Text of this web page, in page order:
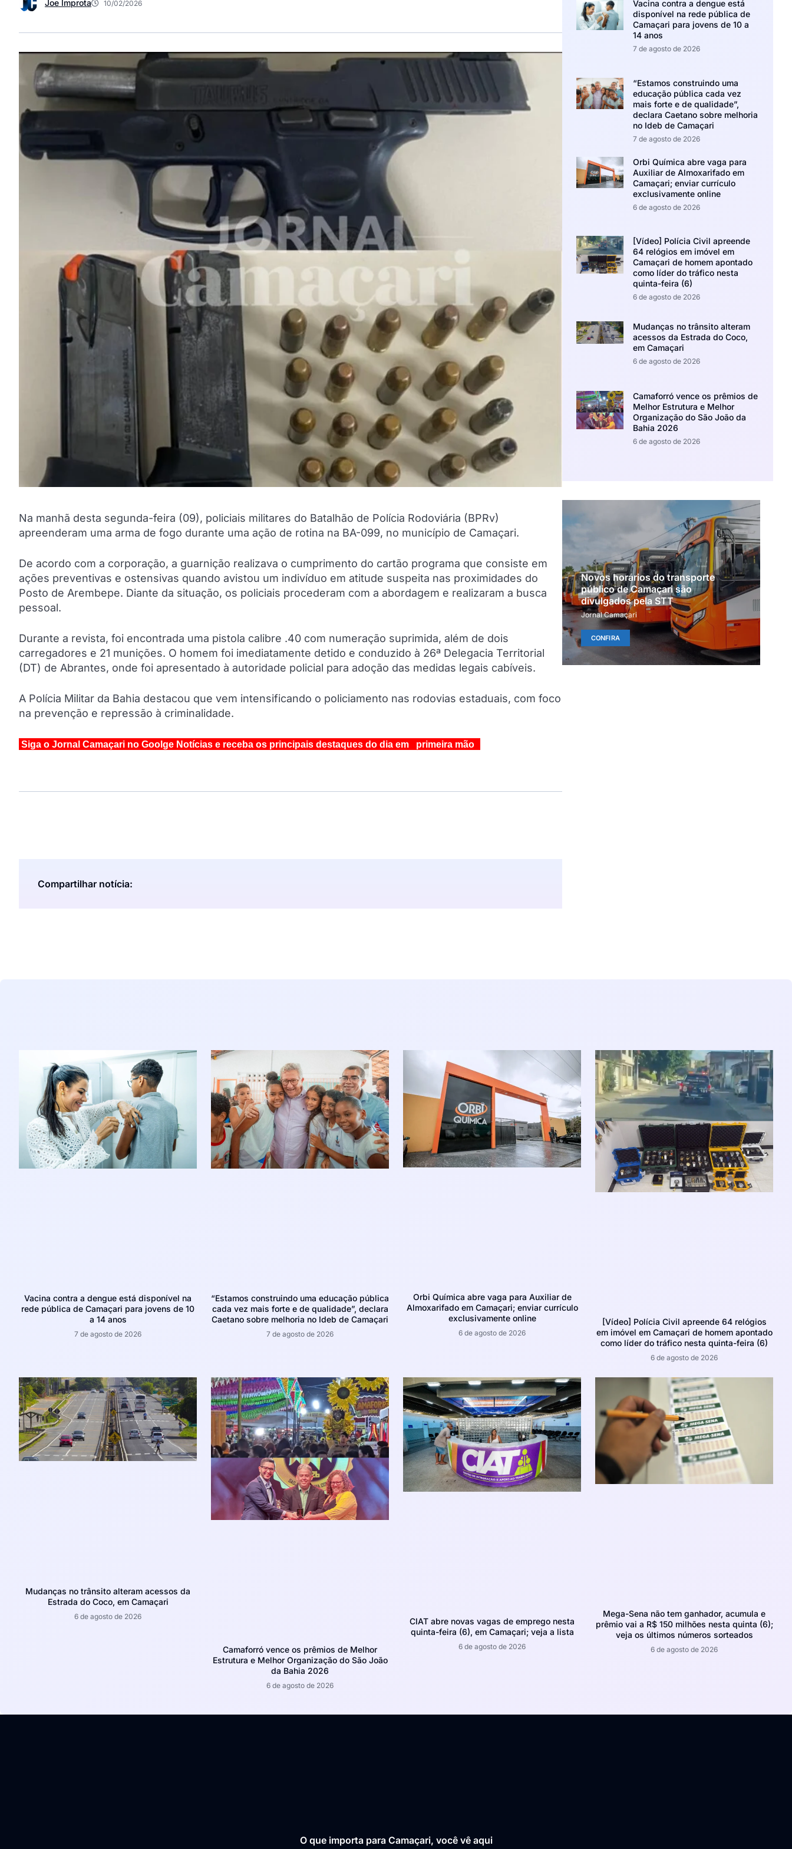
Joe Improta 10/02/2026
Na manhã desta segunda-feira (09), policiais militares do Batalhão de Polícia Rodoviária (BPRv)
apreenderam uma arma de fogo durante uma ação de rotina na BA-099, no município de Camaçari.
De acordo com a corporação, a guarnição realizava o cumprimento do cartão programa que consiste em
ações preventivas e ostensivas quando avistou um indivíduo em atitude suspeita nas proximidades do
Posto de Arembepe. Diante da situação, os policiais procederam com a abordagem e realizaram a busca
pessoal.
Durante a revista, foi encontrada uma pistola calibre .40 com numeração suprimida, além de dois
carregadores e 21 munições. O homem foi imediatamente detido e conduzido à 26ª Delegacia Territorial
(DT) de Abrantes, onde foi apresentado à autoridade policial para adoção das medidas legais cabíveis.
A Polícia Militar da Bahia destacou que vem intensificando o policiamento nas rodovias estaduais, com foco
na prevenção e repressão à criminalidade.
Siga o Jornal Camaçari no Goolge Notícias e receba os principais destaques do dia em primeira mão
Compartilhar notícia:
Vacina contra a dengue está
disponível na rede pública de
Camaçari para jovens de 10 a
14 anos
7 de agosto de 2026
“Estamos construindo uma
educação pública cada vez
mais forte e de qualidade”,
declara Caetano sobre melhoria
no Ideb de Camaçari
7 de agosto de 2026
Orbi Química abre vaga para
Auxiliar de Almoxarifado em
Camaçari; enviar currículo
exclusivamente online
6 de agosto de 2026
[Vídeo] Polícia Civil apreende
64 relógios em imóvel em
Camaçari de homem apontado
como líder do tráfico nesta
quinta-feira (6)
6 de agosto de 2026
Mudanças no trânsito alteram
acessos da Estrada do Coco,
em Camaçari
6 de agosto de 2026
Camaforró vence os prêmios de
Melhor Estrutura e Melhor
Organização do São João da
Bahia 2026
6 de agosto de 2026
Novos horários do transporte
público de Camaçari são
divulgados pela STT
Jornal Camaçari
CONFIRA
Vacina contra a dengue está disponível na
rede pública de Camaçari para jovens de 10
a 14 anos
7 de agosto de 2026
“Estamos construindo uma educação pública
cada vez mais forte e de qualidade”, declara
Caetano sobre melhoria no Ideb de Camaçari
7 de agosto de 2026
Orbi Química abre vaga para Auxiliar de
Almoxarifado em Camaçari; enviar currículo
exclusivamente online
6 de agosto de 2026
[Vídeo] Polícia Civil apreende 64 relógios
em imóvel em Camaçari de homem apontado
como líder do tráfico nesta quinta-feira (6)
6 de agosto de 2026
Mudanças no trânsito alteram acessos da
Estrada do Coco, em Camaçari
6 de agosto de 2026
Camaforró vence os prêmios de Melhor
Estrutura e Melhor Organização do São João
da Bahia 2026
6 de agosto de 2026
CIAT abre novas vagas de emprego nesta
quinta-feira (6), em Camaçari; veja a lista
6 de agosto de 2026
Mega-Sena não tem ganhador, acumula e
prêmio vai a R$ 150 milhões nesta quinta (6);
veja os últimos números sorteados
6 de agosto de 2026
O que importa para Camaçari, você vê aqui